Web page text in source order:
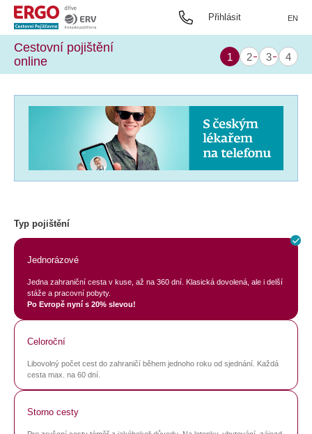
Přihlásit EN
Cestovní pojištění
online
Typ pojištění
Jednorázové
Jedna zahraniční cesta v kuse, až na 360 dní. Klasická dovolená, ale i delší
stáže a pracovní pobyty.
Po Evropě nyní s 20% slevou!
Celoroční
Libovolný počet cest do zahraničí během jednoho roku od sjednání. Každá
cesta max. na 60 dní.
Storno cesty